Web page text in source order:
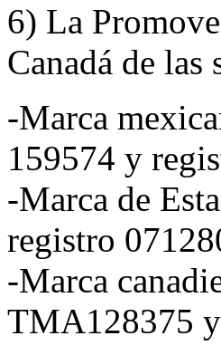
6) La
Canadá de las
-Marca
159574 y
-Marca de
registro
-Marca
TMA128375 y